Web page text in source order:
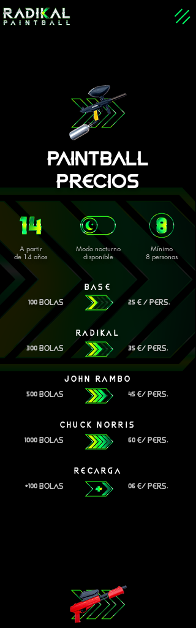
PAINTBALL
PRECIOS
A partir
de 14 años
Modo nocturno
disponible
Mínimo
8 personas
100 BOLAS
300 BOLAS
500 BOLAS
1000 BOLAS
+100 BOLAS
BASE
RADIKAL
JOHN RAMBO
CHUCK NORRIS
RECARGA
25 E / PERS.
35 E/ PERS.
45 E/ PERS.
60 E/ PERS.
06 E/ PERS.